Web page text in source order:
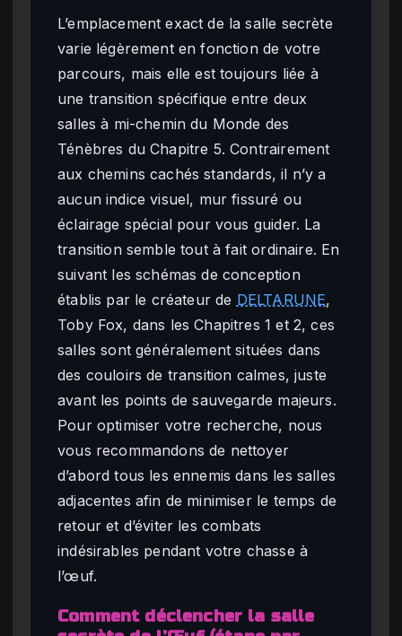
L’emplacement exact de la salle secrète
varie légèrement en fonction de votre
parcours, mais elle est toujours liée à
une transition spécifique entre deux
salles à mi-chemin du Monde des
Ténèbres du Chapitre 5. Contrairement
aux chemins cachés standards, il n’y a
aucun indice visuel, mur fissuré ou
éclairage spécial pour vous guider. La
transition semble tout à fait ordinaire. En
suivant les schémas de conception
établis par le créateur de DELTARUNE,
Toby Fox, dans les Chapitres 1 et 2, ces
salles sont généralement situées dans
des couloirs de transition calmes, juste
avant les points de sauvegarde majeurs.
Pour optimiser votre recherche, nous
vous recommandons de nettoyer
d’abord tous les ennemis dans les salles
adjacentes afin de minimiser le temps de
retour et d’éviter les combats
indésirables pendant votre chasse à
l’œuf.
Comment déclencher la salle